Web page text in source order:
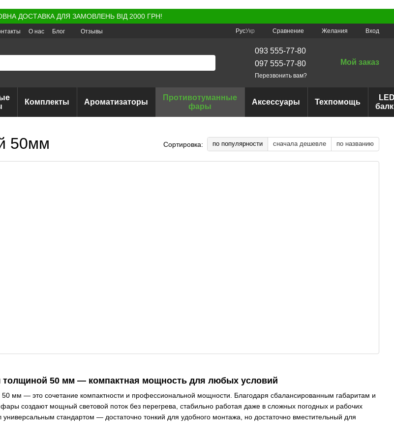
ДОСТАВКА ДЛЯ ЗАМОВЛЕНЬ ВІД 2000 ГРН!
О нас Блог Отзывы РусУкр Сравнение Желания Вход
093 555-77-80
097 555-77-80
Перезвонить вам?
Мой заказ
Комплекты Ароматизаторы
Противотуманные
фары
Аксессуары Техпомощь
50мм Сортировка: по популярности сначала дешевле по названию
50 мм — компактная мощность для любых условий
мм — это сочетание компактности и профессиональной мощности. Благодаря сбалансированным габаритам и
создают мощный световой поток без перегрева, стабильно работая даже в сложных погодных и рабочих
стандартом — достаточно тонкий для удобного монтажа, но достаточно вместительный для